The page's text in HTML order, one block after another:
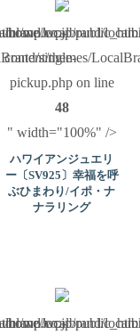
wp/wp-
single-
/home/localbrand/
content/themes/
pickup.php on line
48
" width="100%" />
ハワイアンジュエリ
ー〔SV925〕幸福を呼
ぶひまわり/イポ・ナ
ナラリング
wp/wp-
/home/localbrand/